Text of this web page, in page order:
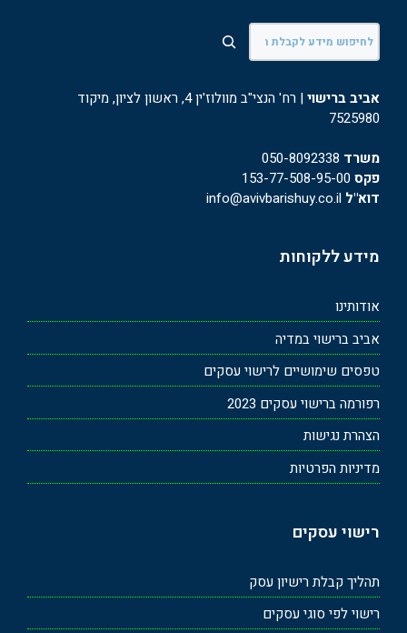
חיפוש
אביב ברישוי
| רח' הנצי"ב מוולוז'ין 4, ראשון לציון, מיקוד
7525980
משרד 050-8092338
פקס
דוא"ל
מידע ללקוחות
אודותינו
אביב ברישוי במדיה
טפסים שימושיים לרישוי עסקים
רפורמה ברישוי עסקים 2023
הצהרת נגישות
מדיניות הפרטיות
רישוי עסקים
תהליך קבלת רישיון עסק
רישוי לפי סוגי עסקים